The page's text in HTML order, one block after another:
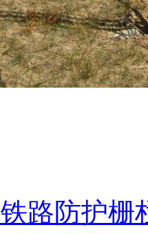
铁路防护栅